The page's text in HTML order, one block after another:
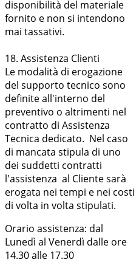
disponibilità del materiale
fornito e non si intendono
mai tassativi.
18. Assistenza Clienti
Le modalità di erogazione
del supporto tecnico sono
definite all'interno del
preventivo o altrimenti nel
contratto di Assistenza
Tecnica dedicato. Nel caso
di mancata stipula di uno
dei suddetti contratti
l'assistenza al Cliente sarà
erogata nei tempi e nei costi
di volta in volta stipulati.
Orario assistenza: dal
Lunedì al Venerdì dalle ore
14.30 alle 17.30